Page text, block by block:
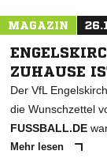
MAGAZIN
ZUHAUSE
Der VfL
die Wunschzettel
FUSSBALL.DE
Mehr lesen